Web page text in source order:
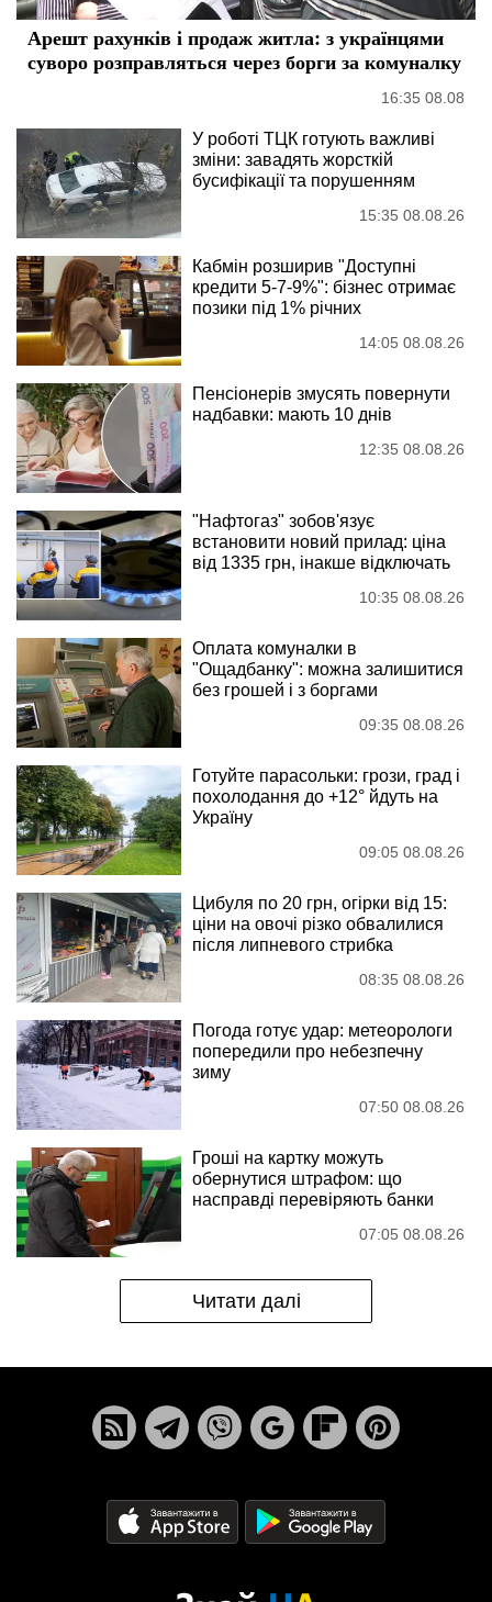
Арешт рахунків і продаж житла: з українцями
суворо розправляться через борги за комуналку
16:35 08.08
У роботі ТЦК готують важливі
зміни: завадять жорсткій
бусифікації та порушенням
15:35 08.08.26
Кабмін розширив "Доступні
кредити 5-7-9%": бізнес отримає
позики під 1% річних
14:05 08.08.26
Пенсіонерів змусять повернути
надбавки: мають 10 днів
12:35 08.08.26
"Нафтогаз" зобов'язує
встановити новий прилад: ціна
від 1335 грн, інакше відключать
10:35 08.08.26
Оплата комуналки в
"Ощадбанку": можна залишитися
без грошей і з боргами
09:35 08.08.26
Готуйте парасольки: грози, град і
похолодання до +12° йдуть на
Україну
09:05 08.08.26
Цибуля по 20 грн, огірки від 15:
ціни на овочі різко обвалилися
після липневого стрибка
08:35 08.08.26
Погода готує удар: метеорологи
попередили про небезпечну
зиму
07:50 08.08.26
Гроші на картку можуть
обернутися штрафом: що
насправді перевіряють банки
07:05 08.08.26
Читати далі